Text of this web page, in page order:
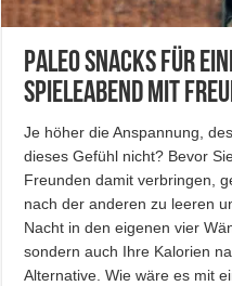
Paleo Snacks für
Spieleabend mit
Je höher die Anspannung,
dieses Gefühl nicht? Bevor
Freunden damit verbringen,
nach der anderen zu leeren
Nacht in den eigenen vier
sondern auch Ihre Kalorien
Alternative. Wie wäre es mit